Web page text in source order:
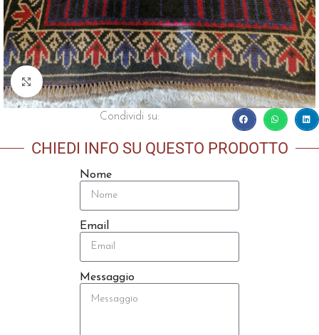
Click to enlarge
Condividi su:
CHIEDI INFO SU QUESTO PRODOTTO
Nome
Email
Messaggio